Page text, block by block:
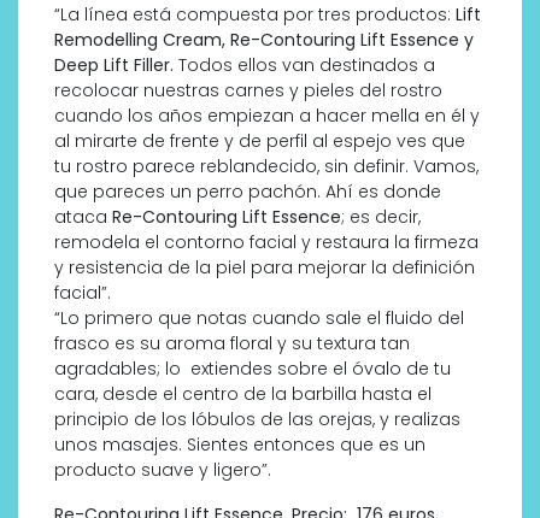
“La línea está compuesta por tres productos: Lift
Remodelling Cream, Re-Contouring Lift Essence y
Deep Lift Filler. Todos ellos van destinados a
recolocar nuestras carnes y pieles del rostro
cuando los años empiezan a hacer mella en él y
al mirarte de frente y de perfil al espejo ves que
tu rostro parece reblandecido, sin definir. Vamos,
que pareces un perro pachón. Ahí es donde
ataca Re-Contouring Lift Essence; es decir,
remodela el contorno facial y restaura la firmeza
y resistencia de la piel para mejorar la definición
facial”.
“Lo primero que notas cuando sale el fluido del
frasco es su aroma floral y su textura tan
agradables; lo extiendes sobre el óvalo de tu
cara, desde el centro de la barbilla hasta el
principio de los lóbulos de las orejas, y realizas
unos masajes. Sientes entonces que es un
producto suave y ligero”.